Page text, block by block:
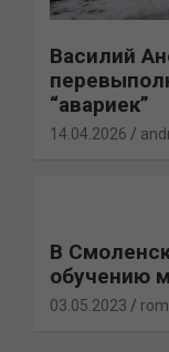
Василий
“авариек”
14.04.2026
В
обучению
03.05.2023